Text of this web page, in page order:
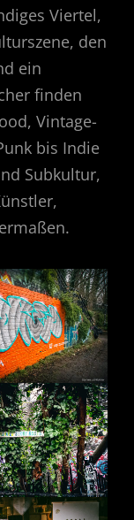
Viertel,
den
ein
finden
Vintage-
bis Indie
Subkultur,